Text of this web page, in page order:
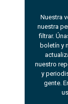
Nuestra
nuestra
filtrar.
boletín y
nuestro
y
gente.